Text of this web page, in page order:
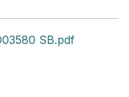
SB.pdf